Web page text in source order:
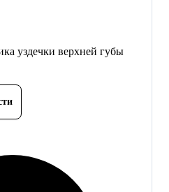
уздечки верхней губы